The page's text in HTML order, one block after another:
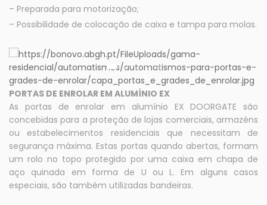
– Preparada para motorização;
– Possibilidade de colocação de caixa e tampa para molas.
PORTAS DE ENROLAR EM ALUMÍNIO EX
As portas de enrolar em alumínio EX DOORGATE são
concebidas para a proteção de lojas comerciais, armazéns
ou estabelecimentos residenciais que necessitam de
segurança máxima. Estas portas quando abertas, formam
um rolo no topo protegido por uma caixa em chapa de
aço quinada em forma de U ou L. Em alguns casos
especiais, são também utilizadas bandeiras.